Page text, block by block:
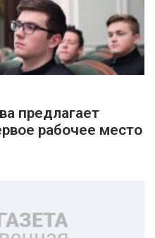
предлагает
рабочее место